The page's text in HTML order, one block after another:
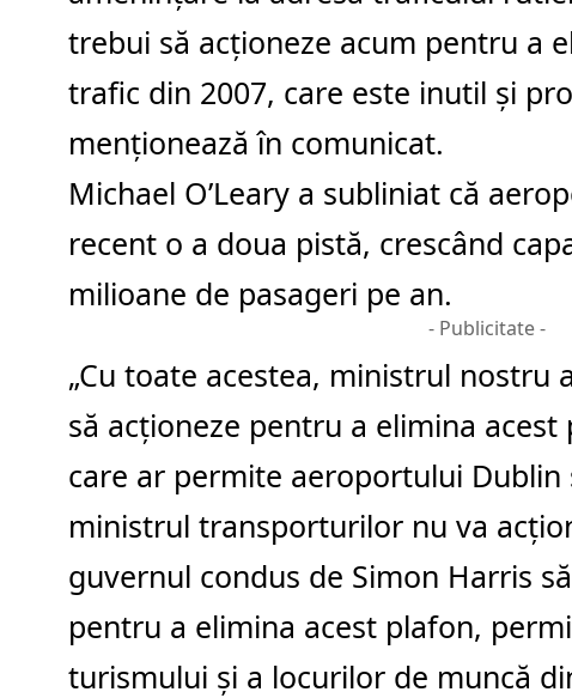
trebui să acționeze acum pentru a
trafic din 2007, care este inutil și
menționează în comunicat.
Michael O’Leary a subliniat că
recent o a doua pistă, crescând
milioane de pasageri pe an.
- Publicitate -
„Cu toate acestea, ministrul
să acționeze pentru a elimina
care ar permite aeroportului Dublin
ministrul transporturilor nu va
guvernul condus de Simon Harris
pentru a elimina acest plafon,
turismului și a locurilor de muncă